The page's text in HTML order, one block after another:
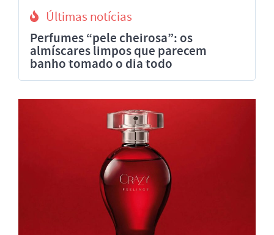
Últimas notícias
Perfumes “pele cheirosa”: os
almíscares limpos que parecem
banho tomado o dia todo